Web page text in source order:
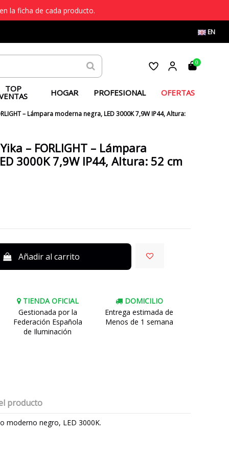
la ficha de cada producto.
EN
0
TOP HOGAR PROFESIONAL OFERTAS
– Lámpara moderna negra, LED 3000K 7,9W IP44, Altura:
– FORLIGHT – Lámpara
3000K 7,9W IP44, Altura: 52 cm
Añadir al carrito
TIENDA OFICIAL
Gestionada por la
Federación Española
de Iluminación
DOMICILIO
Entrega estimada de
Menos de 1 semana
producto
moderno negro, LED 3000K.